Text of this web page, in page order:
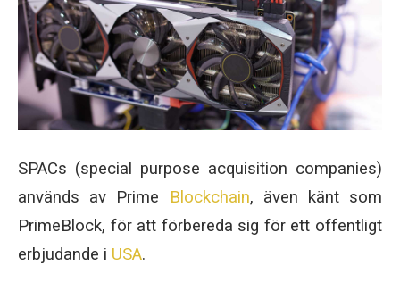
SPACs (special purpose acquisition companies)
används av Prime
Blockchain, även känt som
PrimeBlock, för att förbereda sig för ett offentligt
erbjudande i USA.